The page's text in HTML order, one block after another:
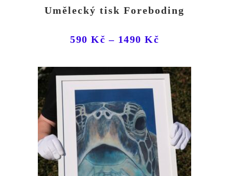
Umělecký tisk Foreboding
590 Kč – 1490 Kč